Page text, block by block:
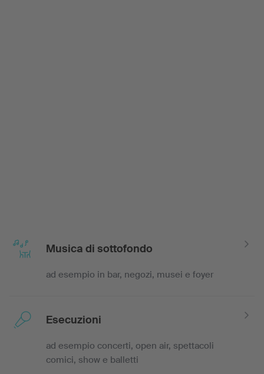
Musica di sottofondo
ad esempio in bar, negozi, musei e foyer
Esecuzioni
ad esempio concerti, open air, spettacoli
comici, show e balletti